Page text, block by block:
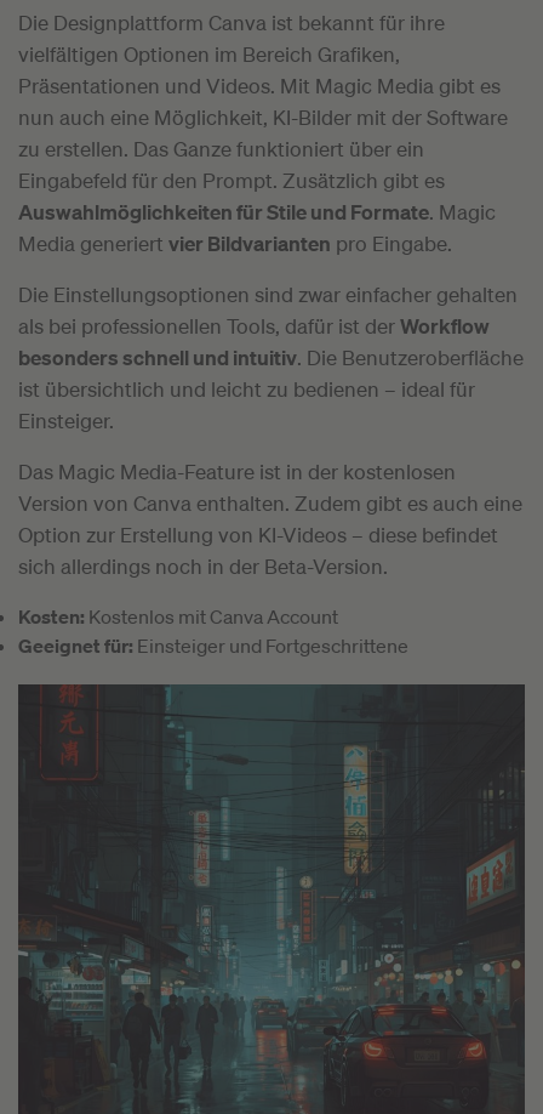
Die Designplattform Canva ist bekannt für ihre
vielfältigen Optionen im Bereich Grafiken,
Präsentationen und Videos. Mit Magic Media gibt es
nun auch eine Möglichkeit, KI-Bilder mit der Software
zu erstellen. Das Ganze funktioniert über ein
Eingabefeld für den Prompt. Zusätzlich gibt es
Auswahlmöglichkeiten für Stile und Formate. Magic
Media generiert vier Bildvarianten pro Eingabe.
Die Einstellungsoptionen sind zwar einfacher gehalten
als bei professionellen Tools, dafür ist derWorkflow
besonders schnell und intuitiv. Die Benutzeroberfläche
ist übersichtlich und leicht zu bedienen – ideal für
Einsteiger.
Das Magic Media-Feature ist in der kostenlosen
Version von Canva enthalten. Zudem gibt es auch eine
Option zur Erstellung von KI-Videos – diese befindet
sich allerdings noch in der Beta-Version.
Kosten: Kostenlos mit Canva Account
Geeignet für: Einsteiger und Fortgeschrittene